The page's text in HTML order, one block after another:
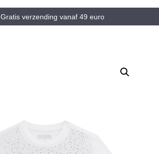
Gratis verzending vanaf 49 euro